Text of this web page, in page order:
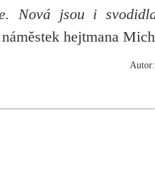
Nová jsou i
hejtmana